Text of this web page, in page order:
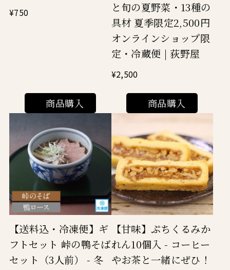
¥750
商品購入
と旬の夏野菜・13種の
具材 夏季限定2,500円
オンラインショップ限
定・冷蔵便 | 荻野屋
¥2,500
商品購入
【送料込・冷凍便】ギ
フトセット 峠の鴨そば
セット（3人前） - 冬
【甘味】ぷちくるみか
れん10個入 - コーヒー
やお茶と一緒にぜひ！